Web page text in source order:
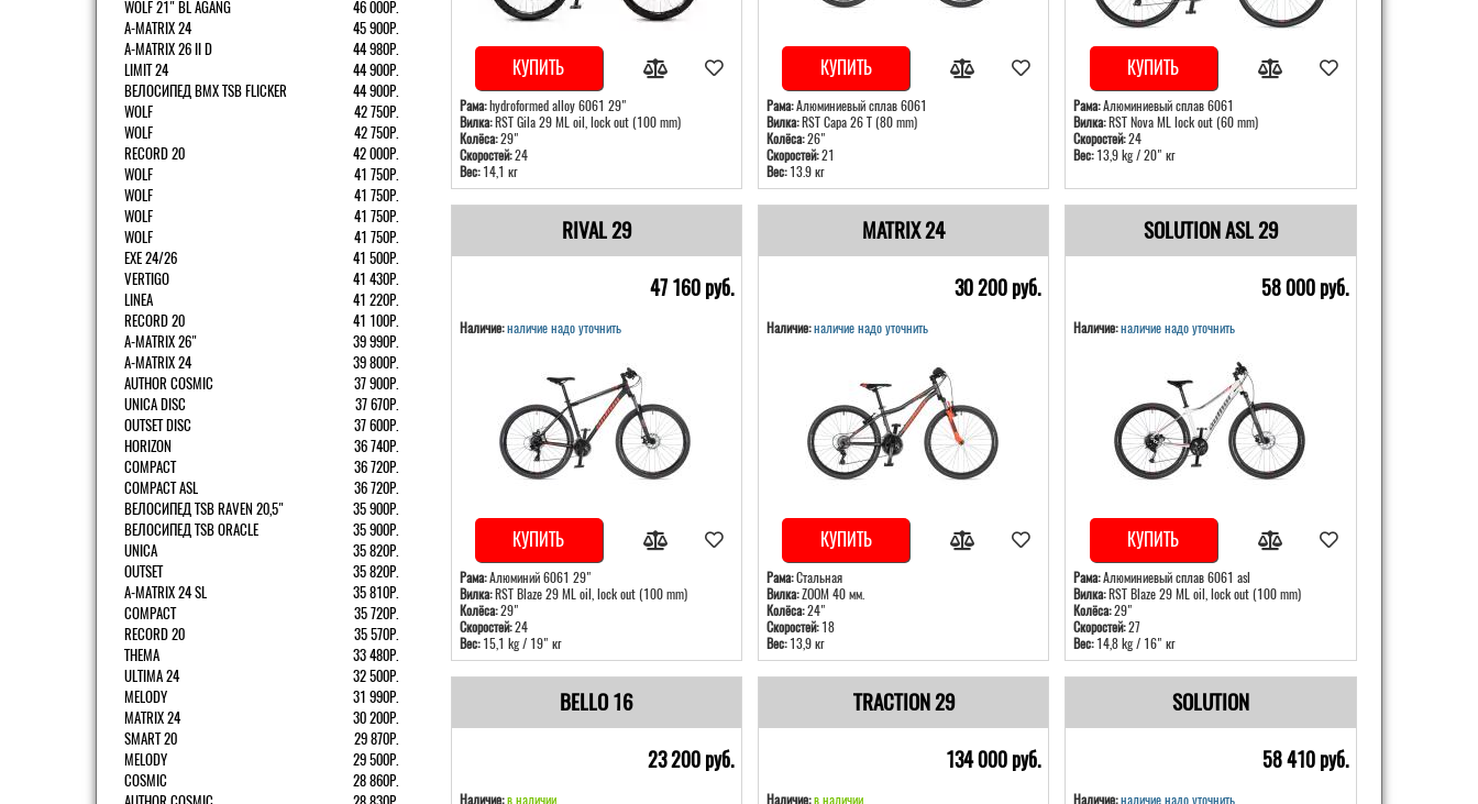
WOLF 21" BL AGANG
46 000Р.
A-MATRIX 24
45 900Р.
A-MATRIX 26 II D
44 980Р.
LIMIT 24
44 900Р.
ВЕЛОСИПЕД BMX TSB FLICKER
44 900Р.
WOLF
42 750Р.
WOLF
42 750Р.
RECORD 20
42 000Р.
WOLF
41 750Р.
WOLF
41 750Р.
WOLF
41 750Р.
WOLF
41 750Р.
EXE 24/26
41 500Р.
VERTIGO
41 430Р.
LINEA
41 220Р.
RECORD 20
41 100Р.
A-MATRIX 26"
39 990Р.
A-MATRIX 24
39 800Р.
AUTHOR COSMIC
37 900Р.
UNICA DISC
37 670Р.
OUTSET DISC
37 600Р.
HORIZON
36 740Р.
COMPACT
36 720Р.
COMPACT ASL
36 720Р.
ВЕЛОСИПЕД TSB RAVEN 20,5"
35 900Р.
ВЕЛОСИПЕД TSB ORACLE
35 900Р.
UNICA
35 820Р.
OUTSET
35 820Р.
A-MATRIX 24 SL
35 810Р.
COMPACT
35 720Р.
RECORD 20
35 570Р.
THEMA
33 480Р.
ULTIMA 24
32 500Р.
MELODY
31 990Р.
MATRIX 24
30 200Р.
SMART 20
29 870Р.
MELODY
29 500Р.
COSMIC
28 860Р.
КУПИТЬ
Рама:hydroformed alloy 6061 29"
Вилка:RST Gila 29 ML oil, lock out (100 mm)
Колёса:29"
Скоростей:24
Вес:14,1 кг
КУПИТЬ
Рама:Алюминиевый сплав 6061
Вилка:RST Capa 26 T (80 mm)
Колёса:26"
Скоростей:21
Вес:13.9 кг
КУПИТЬ
Рама:Алюминиевый сплав 6061
Вилка:RST Nova ML lock out (60 mm)
Скоростей:24
Вес:13,9 kg / 20" кг
RIVAL 29
47 160 pуб.
Наличие: наличие надо уточнить
КУПИТЬ
Рама:Алюминий 6061 29"
Вилка:RST Blaze 29 ML oil, lock out (100 mm)
Колёса:29"
Скоростей:24
Вес:15,1 kg / 19" кг
MATRIX 24
30 200 pуб.
Наличие:наличие надо уточнить
КУПИТЬ
Рама:Стальная
Вилка:ZOOM 40 мм.
Колёса:24"
Скоростей:18
Вес:13,9 кг
SOLUTION ASL 29
58 000 pуб.
Наличие:наличие надо уточнить
КУПИТЬ
Рама:Алюминиевый сплав 6061 asl
Вилка:RST Blaze 29 ML oil, lock out (100 mm)
Колёса:29"
Скоростей:27
Вес:14,8 kg / 16" кг
BELLO 16
23 200 pуб.
Наличие: в наличии
TRACTION 29
134 000 pуб.
Наличие:в наличии
SOLUTION
58 410 pуб.
Наличие:наличие надо уточнить